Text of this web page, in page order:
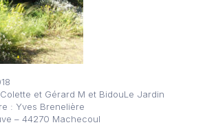
et Gérard M et BidouLe Jardin
: Yves Brenelière
– 44270 Machecoul